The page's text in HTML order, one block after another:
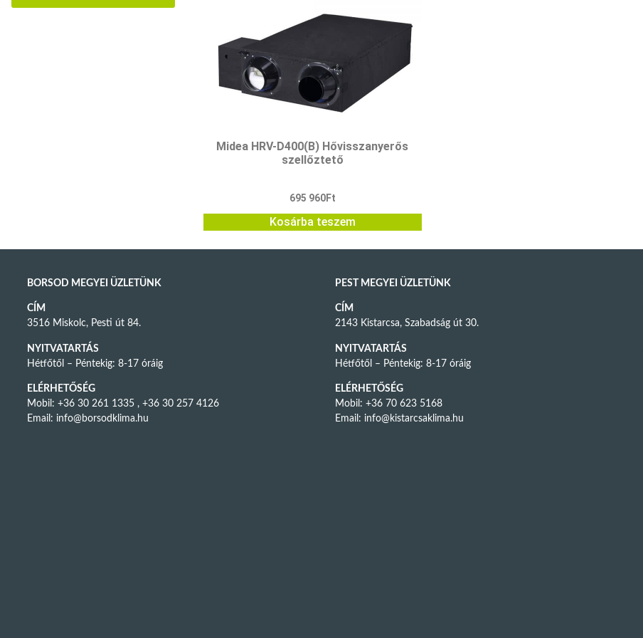
Midea HRV-D400(B) Hővisszanyerős
szellőztető
695 960Ft
Kosárba teszem
BORSOD MEGYEI ÜZLETÜNK
CÍM
3516 Miskolc, Pesti út 84.
NYITVATARTÁS
Hétfőtől – Péntekig: 8-17 óráig
ELÉRHETŐSÉG
Mobil: +36 30 261 1335 , +36 30 257 4126
Email: info@borsodklima.hu
PEST MEGYEI ÜZLETÜNK
CÍM
2143 Kistarcsa, Szabadság út 30.
NYITVATARTÁS
Hétfőtől – Péntekig: 8-17 óráig
ELÉRHETŐSÉG
Mobil: +36 70 623 5168
Email: info@kistarcsaklima.hu